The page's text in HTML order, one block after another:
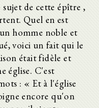
de cette épître ,
Quel en est
homme noble et
voici un fait qui le
était fidèle et
église. C'est
: « Et à l'église
encore qu'on